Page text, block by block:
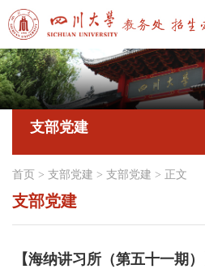
支部党建
首页 > 支部党建 > 支部党建 > 正文
支部党建
【海纳讲习所（第五十一期